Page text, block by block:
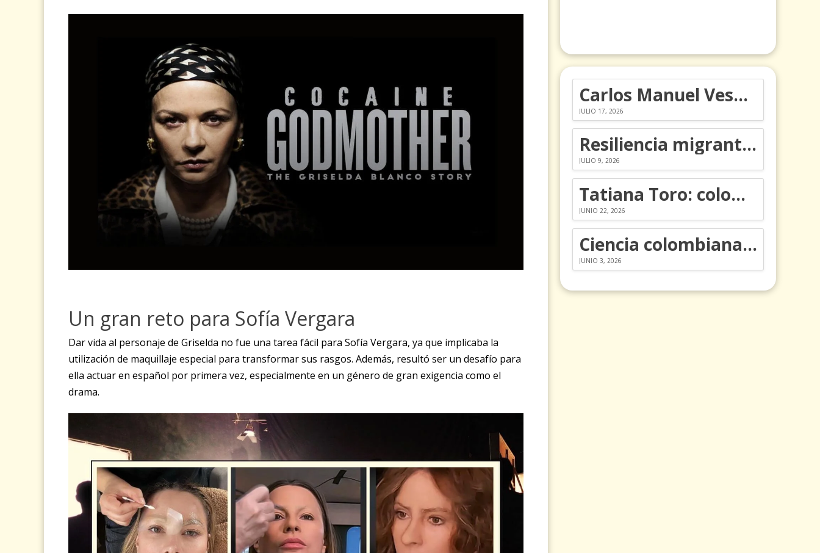
Un gran reto para Sofía Vergara
Dar vida al personaje de Griselda no fue una tarea fácil para Sofía Vergara, ya que implicaba la
utilización de maquillaje especial para transformar sus rasgos. Además, resultó ser un desafío para
ella actuar en español por primera vez, especialmente en un género de gran exigencia como el
drama.
Carlos Manuel Vesga lleva el nombre de Colombia a los Emmy
JULIO 17, 2026
Resiliencia migrante: 5 emociones y cómo gestionarlas
JULIO 9, 2026
Tatiana Toro: colombiana que cambió la historia de las matemáticas
JUNIO 22, 2026
Ciencia colombiana en la revolución de los órganos en chips
JUNIO 3, 2026